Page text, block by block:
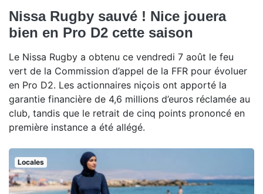
Nissa Rugby sauvé ! Nice jouera
bien en Pro D2 cette saison
Le Nissa Rugby a obtenu ce vendredi 7 août le feu
vert de la Commission d’appel de la FFR pour évoluer
en Pro D2. Les actionnaires niçois ont apporté la
garantie financière de 4,6 millions d’euros réclamée au
club, tandis que le retrait de cinq points prononcé en
première instance a été allégé.
Locales